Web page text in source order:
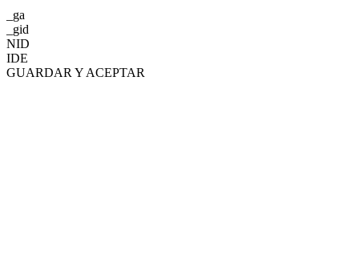
_ga
_gid
NID
IDE
GUARDAR Y ACEPTAR